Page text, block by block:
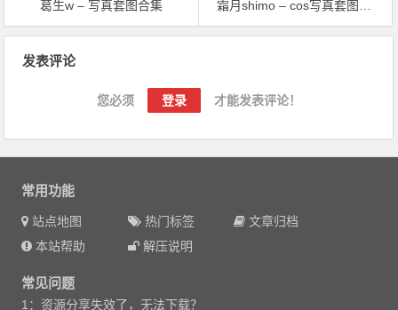
葛生w – 写真套图合集
霜月shimo – cos写真套图合集
发表评论
您必须 登录 才能发表评论！
常用功能
站点地图 热门标签
文章归档
本站帮助
解压说明
常见问题
1：资源分享失效了，无法下载？